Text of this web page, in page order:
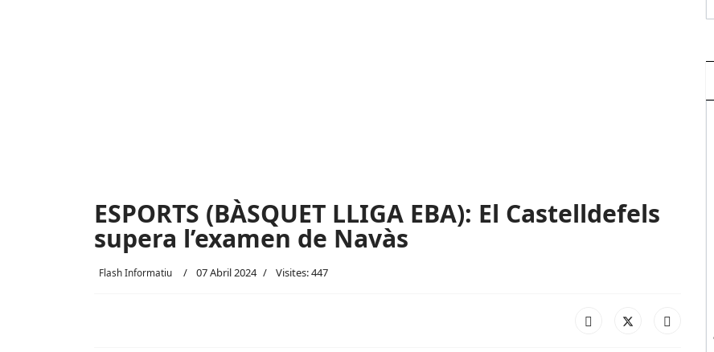
ESPORTS (BÀSQUET LLIGA EBA): El Castelldefels
supera l’examen de Navàs
Flash Informatiu 07 Abril 2024 Visites: 447